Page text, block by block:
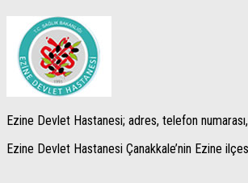
Ezine Devlet Hastanesi; adres, telefon
Ezine Devlet Hastanesi Çanakkale’nin Ezine